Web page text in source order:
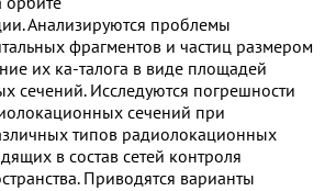
Анализируются проблемы
фрагментов и частиц размером
их ка-талога в виде площадей
сечений. Исследуются погрешности
сечений при
типов радиолокационных
в состав сетей контроля
Приводятся варианты